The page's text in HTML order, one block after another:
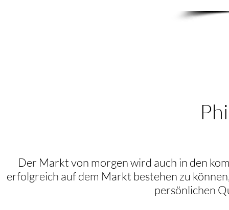
Der Markt von morgen wird auch in den
erfolgreich auf dem Markt bestehen zu
persönlichen